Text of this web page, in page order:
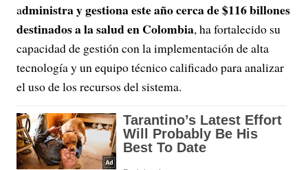
administra y gestiona este año cerca de $116 billones
destinados a la salud en Colombia, ha fortalecido su
capacidad de gestión con la implementación de alta
tecnología y un equipo técnico calificado para analizar
el uso de los recursos del sistema.